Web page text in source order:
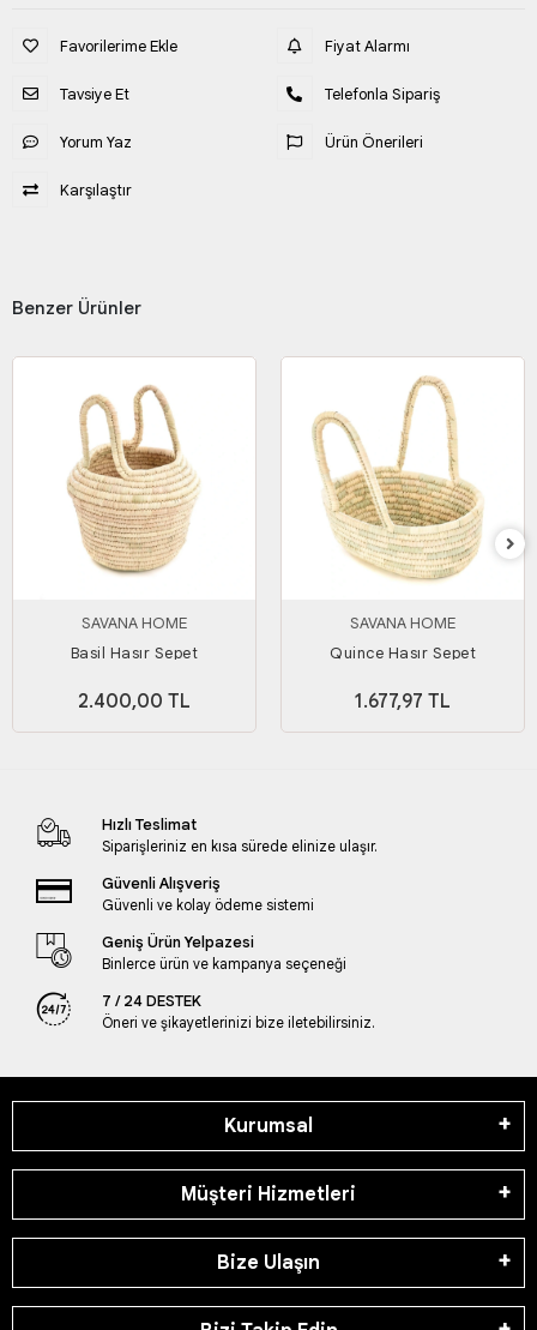
Favorilerime Ekle
Tavsiye Et
Yorum Yaz
Karşılaştır
Fiyat Alarmı
Telefonla Sipariş
Ürün Önerileri
Benzer Ürünler
SAVANA HOME
Basil Hasır Sepet
2.400,00 TL
SAVANA HOME
Quince Hasır Sepet
1.677,97 TL
Hızlı Teslimat
Siparişleriniz en kısa sürede elinize ulaşır.
Güvenli Alışveriş
Güvenli ve kolay ödeme sistemi
Geniş Ürün Yelpazesi
Binlerce ürün ve kampanya seçeneği
7 / 24 DESTEK
Öneri ve şikayetlerinizi bize iletebilirsiniz.
Kurumsal
Müşteri Hizmetleri
Bize Ulaşın